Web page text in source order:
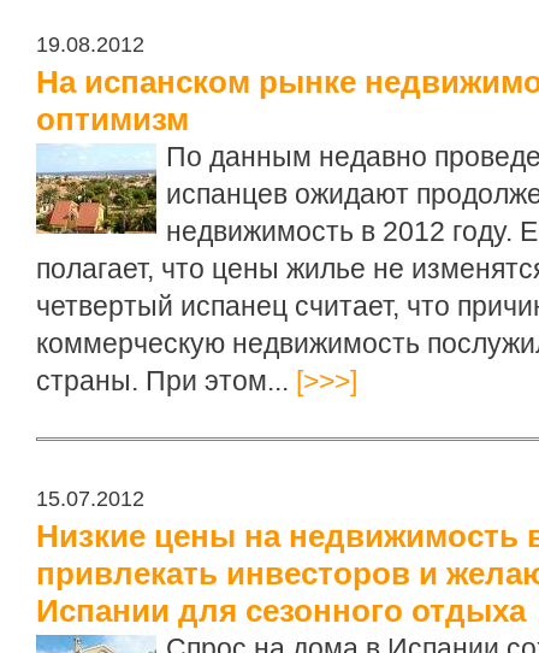
19.08.2012
На испанском рынке
оптимизм
По данным недавно
испанцев ожидают
недвижимость в 2012 году.
полагает, что цены жилье не
четвертый испанец считает, что
коммерческую недвижимость
страны. При этом... [>>>]
15.07.2012
Низкие цены на недвижимость
привлекать инвесторов и
Испании для сезонного отдыха